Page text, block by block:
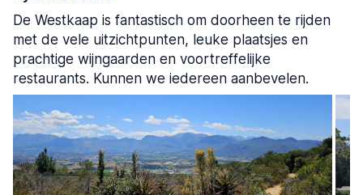
De Westkaap is fantastisch om doorheen te rijden
met de vele uitzichtpunten, leuke plaatsjes en
prachtige wijngaarden en voortreffelijke
restaurants. Kunnen we iedereen aanbevelen.